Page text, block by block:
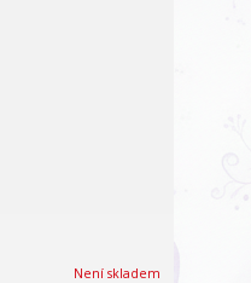
Není skladem